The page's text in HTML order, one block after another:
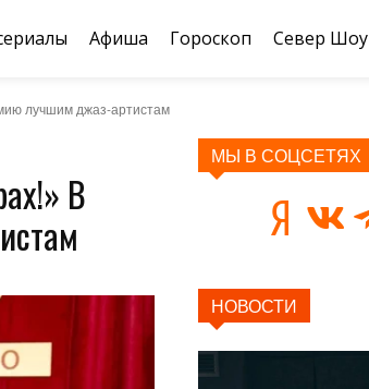
Афиша Гороскоп Север Шоу
лучшим джаз-артистам
В
МЫ В СОЦСЕТЯХ
НОВОСТИ